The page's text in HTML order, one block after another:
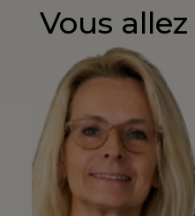
Vous allez